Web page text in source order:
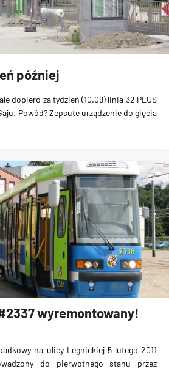
później
dopiero za tydzień (10.09) linia 32 PLUS
Powód?Zepsute urządzenie do gięcia
wyremontowany!
na ulicy Legnickiej 5 lutego 2011
do pierwotnego stanu przez